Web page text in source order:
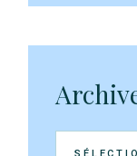
Archives